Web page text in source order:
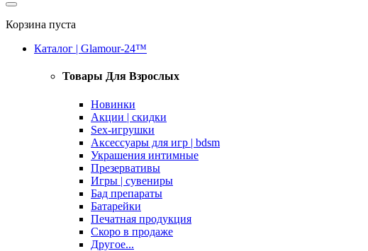
Корзина пуста
Каталог | Glamour-24™
Товары Для Взрослых
Новинки
Акции | скидки
Sex-игрушки
Аксессуары для игр | bdsm
Украшения интимные
Презервативы
Игры | сувениры
Бад препараты
Батарейки
Печатная продукция
Скоро в продаже
Другое...